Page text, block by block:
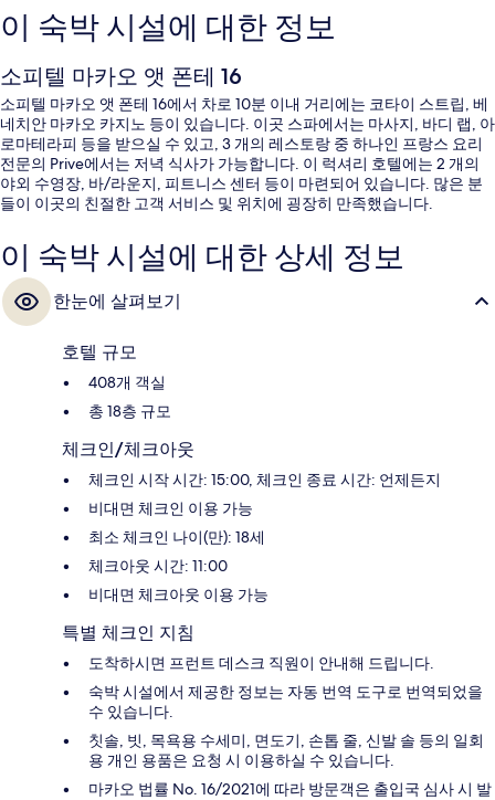
이 숙박 시설에 대한 정보
소피텔 마카오 앳 폰테 16
소피텔 마카오 앳 폰테 16에서 차로 10분 이내 거리에는 코타이 스트립, 베
네치안 마카오 카지노 등이 있습니다. 이곳 스파에서는 마사지, 바디 랩, 아
로마테라피 등을 받으실 수 있고, 3 개의 레스토랑 중 하나인 프랑스 요리
전문의 Prive에서는 저녁 식사가 가능합니다. 이 럭셔리 호텔에는 2 개의
야외 수영장, 바/라운지, 피트니스 센터 등이 마련되어 있습니다. 많은 분
들이 이곳의 친절한 고객 서비스 및 위치에 굉장히 만족했습니다.
이 숙박 시설에 대한 상세 정보
한눈에 살펴보기
호텔 규모
408개 객실
총 18층 규모
체크인/체크아웃
체크인 시작 시간: 15:00, 체크인 종료 시간: 언제든지
비대면 체크인 이용 가능
최소 체크인 나이(만): 18세
체크아웃 시간: 11:00
비대면 체크아웃 이용 가능
특별 체크인 지침
도착하시면 프런트 데스크 직원이 안내해 드립니다.
숙박 시설에서 제공한 정보는 자동 번역 도구로 번역되었을
수 있습니다.
칫솔, 빗, 목욕용 수세미, 면도기, 손톱 줄, 신발 솔 등의 일회
용 개인 용품은 요청 시 이용하실 수 있습니다.
마카오 법률 No. 16/2021에 따라 방문객은 출입국 심사 시 발